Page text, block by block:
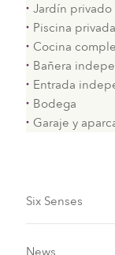
Jardín privado
Piscina privada
Cocina
Bañera
Entrada
Bodega
Garaje y
Six Senses
News